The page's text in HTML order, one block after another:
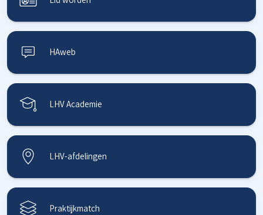
HAweb
LHV Academie
LHV-afdelingen
Praktijkmatch